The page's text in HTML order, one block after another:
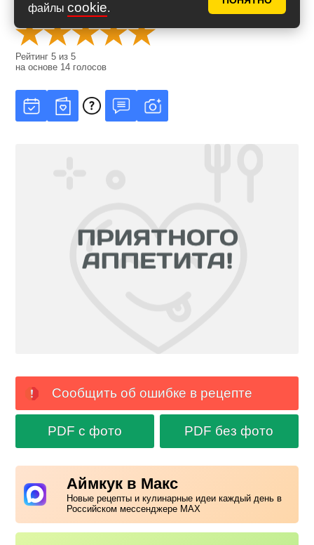
файлы cookie.
Оценить рецепт
Рейтинг5 из5
на основе 14 голосов
Сообщить об ошибке в рецепте
PDF с фото PDF без фото
Аймкук в Макс
Новые рецепты и кулинарные идеи каждый день в
Российском мессенджере MAX